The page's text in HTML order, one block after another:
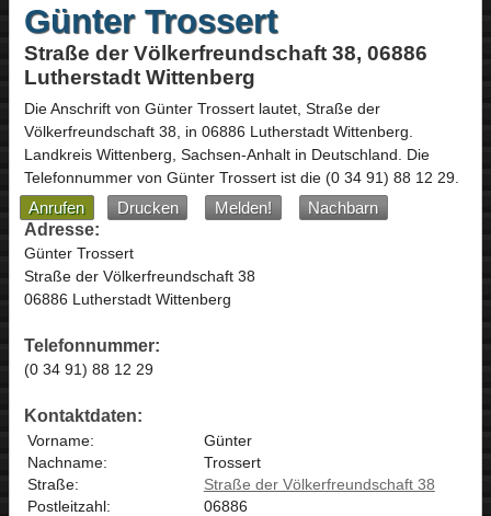
Günter Trossert
Straße der Völkerfreundschaft 38, 06886
Lutherstadt Wittenberg
Die Anschrift von Günter Trossertlautet, Straße der
Völkerfreundschaft 38, in 06886 Lutherstadt Wittenberg.
Landkreis Wittenberg, Sachsen-Anhaltin Deutschland. Die
Telefonnummer von Günter Trossert ist die (0 34 91) 88 12 29.
Anrufen Drucken Melden!
Nachbarn
Adresse:
Günter Trossert
Straße der Völkerfreundschaft 38
06886 Lutherstadt Wittenberg
Telefonnummer:
(0 34 91) 88 12 29
Kontaktdaten:
Vorname:
Günter
Nachname:
Trossert
Straße:
Straße der Völkerfreundschaft 38
Postleitzahl:
06886